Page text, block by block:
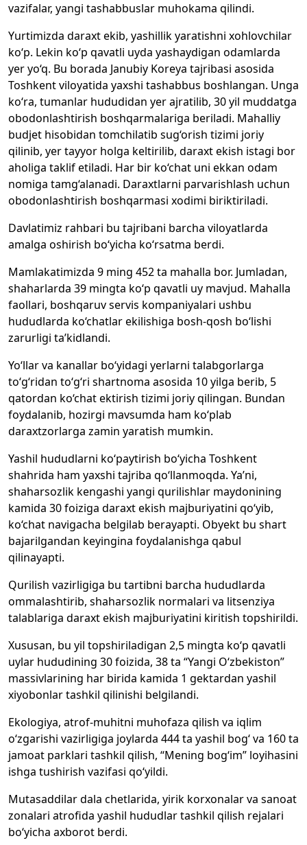
vazifalar, yangi tashabbuslar muhokama qilindi.
Yurtimizda daraxt ekib, yashillik yaratishni xohlovchilar
ko‘p. Lekin ko‘p qavatli uyda yashaydigan odamlarda
yer yo‘q. Bu borada Janubiy Koreya tajribasi asosida
Toshkent viloyatida yaxshi tashabbus boshlangan. Unga
ko‘ra, tumanlar hududidan yer ajratilib, 30 yil muddatga
obodonlashtirish boshqarmalariga beriladi. Mahalliy
budjet hisobidan tomchilatib sug‘orish tizimi joriy
qilinib, yer tayyor holga keltirilib, daraxt ekish istagi bor
aholiga taklif etiladi. Har bir ko‘chat uni ekkan odam
nomiga tamg‘alanadi. Daraxtlarni parvarishlash uchun
obodonlashtirish boshqarmasi xodimi biriktiriladi.
Davlatimiz rahbari bu tajribani barcha viloyatlarda
amalga oshirish bo‘yicha ko‘rsatma berdi.
Mamlakatimizda 9 ming 452 ta mahalla bor. Jumladan,
shaharlarda 39 mingta ko‘p qavatli uy mavjud. Mahalla
faollari, boshqaruv servis kompaniyalari ushbu
hududlarda ko‘chatlar ekilishiga bosh-qosh bo‘lishi
zarurligi ta’kidlandi.
Yo‘llar va kanallar bo‘yidagi yerlarni talabgorlarga
to‘g‘ridan to‘g‘ri shartnoma asosida 10 yilga berib, 5
qatordan ko‘chat ektirish tizimi joriy qilingan. Bundan
foydalanib, hozirgi mavsumda ham ko‘plab
daraxtzorlarga zamin yaratish mumkin.
Yashil hududlarni ko‘paytirish bo‘yicha Toshkent
shahrida ham yaxshi tajriba qo‘llanmoqda. Ya’ni,
shaharsozlik kengashi yangi qurilishlar maydonining
kamida 30 foiziga daraxt ekish majburiyatini qo‘yib,
ko‘chat navigacha belgilab berayapti. Obyekt bu shart
bajarilgandan keyingina foydalanishga qabul
qilinayapti.
Qurilish vazirligiga bu tartibni barcha hududlarda
ommalashtirib, shaharsozlik normalari va litsenziya
talablariga daraxt ekish majburiyatini kiritish topshirildi.
Xususan, bu yil topshiriladigan 2,5 mingta ko‘p qavatli
uylar hududining 30 foizida, 38 ta “Yangi O‘zbekiston”
massivlarining har birida kamida 1 gektardan yashil
xiyobonlar tashkil qilinishi belgilandi.
Ekologiya, atrof-muhitni muhofaza qilish va iqlim
o‘zgarishi vazirligiga joylarda 444 ta yashil bog‘ va 160 ta
jamoat parklari tashkil qilish, “Mening bog‘im” loyihasini
ishga tushirish vazifasi qo‘yildi.
Mutasaddilar dala chetlarida, yirik korxonalar va sanoat
zonalari atrofida yashil hududlar tashkil qilish rejalari
bo‘yicha axborot berdi.